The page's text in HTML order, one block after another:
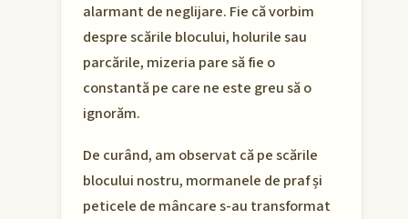
alarmant de neglijare. Fie că vorbim
despre scările blocului, holurile sau
parcările, mizeria pare să fie o
constantă pe care ne este greu să o
ignorăm.
De curând, am observat că pe scările
blocului nostru, mormanele de praf și
peticele de mâncare s-au transformat